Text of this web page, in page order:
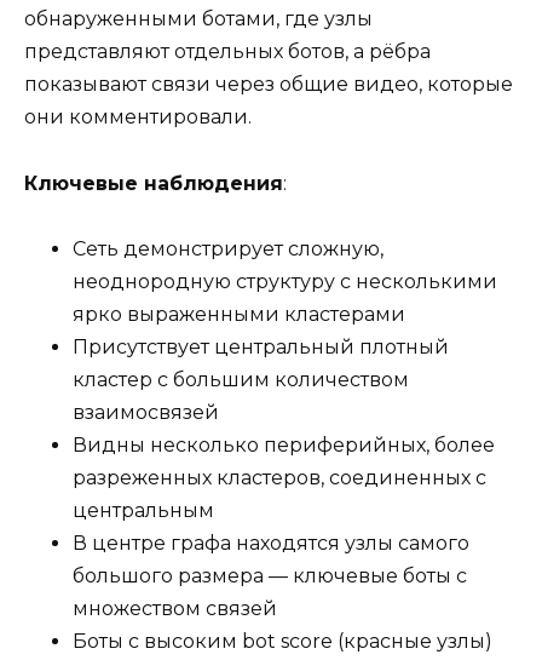
обнаруженными ботами, где узлы
представляют отдельных ботов, а рёбра
показывают связи через общие видео, которые
они комментировали.
Ключевые наблюдения:
Сеть демонстрирует сложную,
неоднородную структуру с несколькими
ярко выраженными кластерами
Присутствует центральный плотный
кластер с большим количеством
взаимосвязей
Видны несколько периферийных, более
разреженных кластеров, соединенных с
центральным
В центре графа находятся узлы самого
большого размера — ключевые боты с
множеством связей
Боты с высоким bot score (красные узлы)